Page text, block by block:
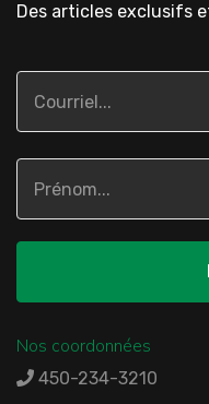
Des articles exclusifs
Nos coordonnées
450-234-3210